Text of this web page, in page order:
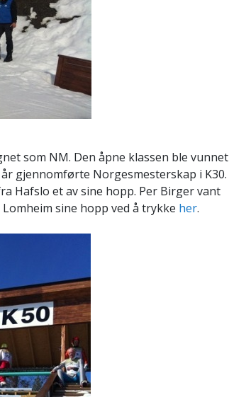
som NM. Den åpne klassen ble vunnet
gjennomførte Norgesmesterskap i K30.
Hafslo et av sine hopp. Per Birger vant
sine hopp ved å trykke her.